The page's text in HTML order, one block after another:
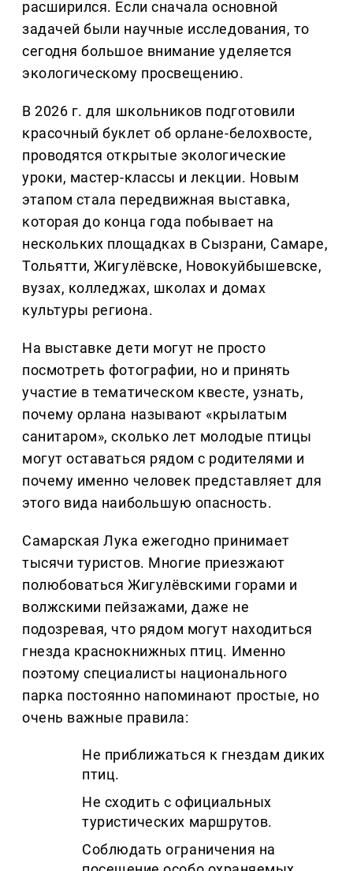
расширился. Если сначала основной
задачей были научные исследования, то
сегодня большое внимание уделяется
экологическому просвещению.
В 2026 г. для школьников подготовили
красочный буклет об орлане-белохвосте,
проводятся открытые экологические
уроки, мастер-классы и лекции. Новым
этапом стала передвижная выставка,
которая до конца года побывает на
нескольких площадках в Сызрани, Самаре,
Тольятти, Жигулёвске, Новокуйбышевске,
вузах, колледжах, школах и домах
культуры региона.
На выставке дети могут не просто
посмотреть фотографии, но и принять
участие в тематическом квесте, узнать,
почему орлана называют «крылатым
санитаром», сколько лет молодые птицы
могут оставаться рядом с родителями и
почему именно человек представляет для
этого вида наибольшую опасность.
Самарская Лука ежегодно принимает
тысячи туристов. Многие приезжают
полюбоваться Жигулёвскими горами и
волжскими пейзажами, даже не
подозревая, что рядом могут находиться
гнезда краснокнижных птиц. Именно
поэтому специалисты национального
парка постоянно напоминают простые, но
очень важные правила:
Не приближаться к гнездам диких
птиц.
Не сходить с официальных
туристических маршрутов.
Соблюдать ограничения на